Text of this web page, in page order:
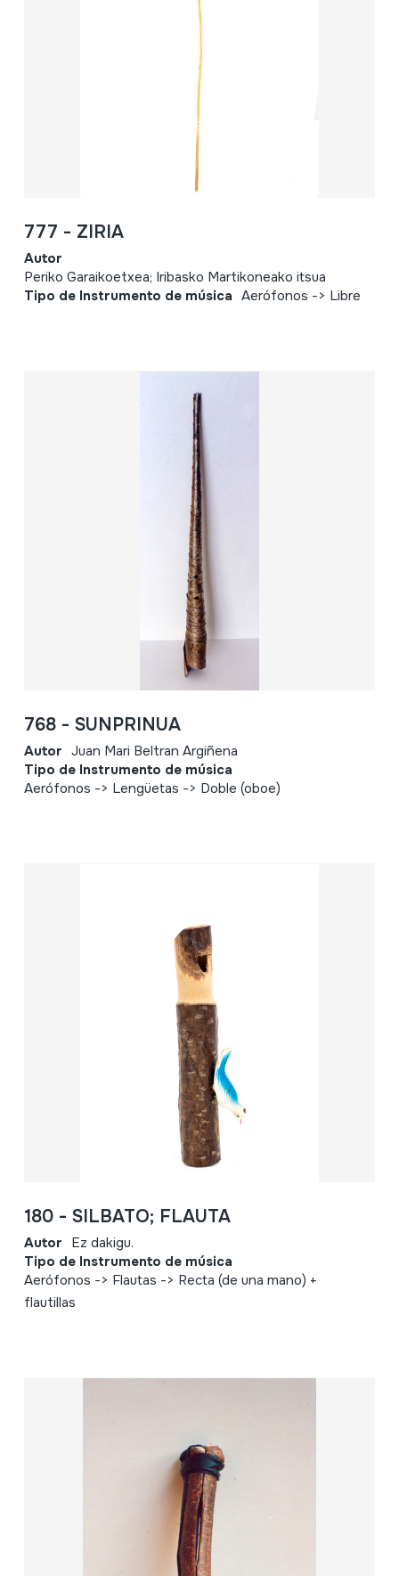
777 - ZIRIA
Autor
Periko Garaikoetxea; Iribasko Martikoneako itsua
Tipo de Instrumento de música Aerófonos -> Libre
768 - SUNPRINUA
Autor Juan Mari Beltran Argiñena
Tipo de Instrumento de música
Aerófonos -> Lengüetas -> Doble (oboe)
180 - SILBATO; FLAUTA
Autor Ez dakigu.
Tipo de Instrumento de música
Aerófonos -> Flautas -> Recta (de una mano) +
flautillas